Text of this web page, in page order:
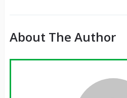
About The Author